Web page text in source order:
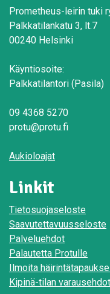
Prometheus-leirin tuki
Palkkatilankatu 3, lt.7
00240 Helsinki
Käyntiosoite:
Palkkatilantori (Pasila)
09 4368 5270
protu@protu.fi
Aukioloajat
Linkit
Tietosuojaseloste
Saavutettavuusseloste
Palveluehdot
Palautetta Protulle
Ilmoita
Kipinä-tilan varausehdot